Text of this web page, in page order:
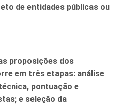
de entidades públicas ou
proposições dos
em três etapas: análise
pontuação e
e seleção da